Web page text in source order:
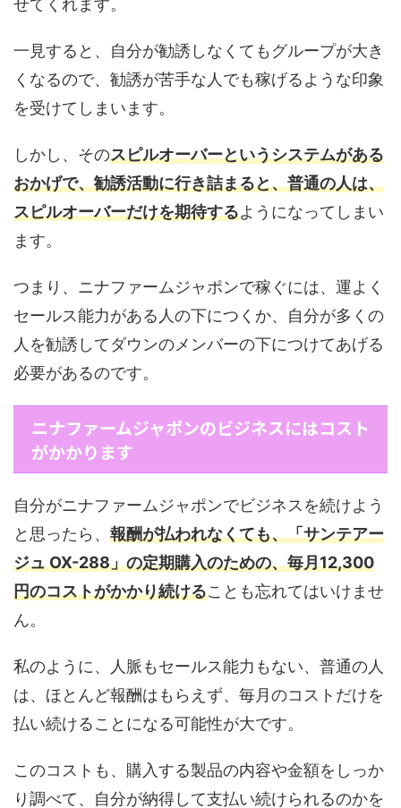
一見すると、自分が勧誘しなくてもグループが大き
くなるので、勧誘が苦手な人でも稼げるような印象
を受けてしまいます。
しかし、そのスピルオーバーというシステムがある
おかげで、勧誘活動に行き詰まると、普通の人は、
スピルオーバーだけを期待するようになってしまい
ます。
つまり、ニナファームジャポンで稼ぐには、運よく
セールス能力がある人の下につくか、自分が多くの
人を勧誘してダウンのメンバーの下につけてあげる
必要があるのです。
ニナファームジャポンのビジネスにはコスト
がかかります
自分がニナファームジャポンでビジネスを続けよう
と思ったら、 報酬が払われなくても、「サンテアー
ジュ OX-288」の定期購入のための、毎月12,300
円のコストがかかり続けることも忘れてはいけませ
ん。
私のように、人脈もセールス能力もない、普通の人
は、ほとんど報酬はもらえず、毎月のコストだけを
払い続けることになる可能性が大です。
このコストも、購入する製品の内容や金額をしっか
り調べて、自分が納得して支払い続けられるのかを